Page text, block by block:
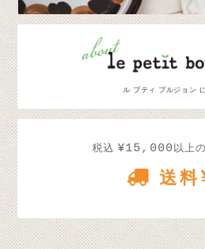
ル プティ ブルジョン
税込 ¥15,000 以上
送料